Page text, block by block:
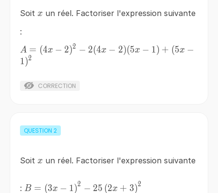
Soit x
x un réel. Factoriser l'expression suivante
:
A=
(4x-
2(4x-
(5x-
1)^2
A = (4x − 2)2 − 2(4x − 2)(5x − 1) + (5x −
1)2
CORRECTION
QUESTION 2
Soit x
x un réel. Factoriser l'expression suivante
: B=\left(3x-
B = (3x − 1)2 − 25 (2x + 3)2